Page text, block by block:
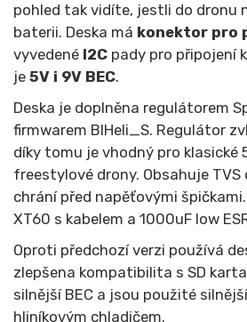
pohled tak vidíte, jestli do dronu
baterii. Deska má konektor pro
vyvedené I2C pady pro připojení
je 5V i 9V BEC.
Deska je doplněna regulátorem
firmwarem BlHeli_S. Regulátor
díky tomu je vhodný pro klasické
freestylové drony. Obsahuje TVS
chrání před napěťovými
XT60 s kabelem a 1000uF low
Oproti předchozí verzi používá
zlepšena kompatibilita s SD
silnější BEC a jsou použité
hliníkovým chladičem.